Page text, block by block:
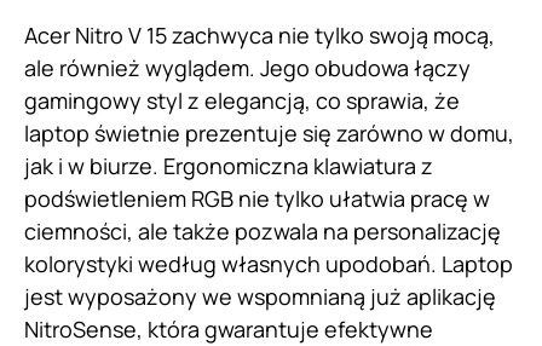
Acer Nitro V 15 zachwyca nie tylko swoją mocą,
ale również wyglądem. Jego obudowa łączy
gamingowy styl z elegancją, co sprawia, że
laptop świetnie prezentuje się zarówno w domu,
jak i w biurze. Ergonomiczna klawiatura z
podświetleniem RGB nie tylko ułatwia pracę w
ciemności, ale także pozwala na personalizację
kolorystyki według własnych upodobań. Laptop
jest wyposażony we wspomnianą już aplikację
NitroSense, która gwarantuje efektywne